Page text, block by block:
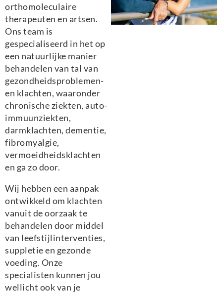
orthomoleculaire
therapeuten en artsen.
Ons team is
gespecialiseerd in het op
een natuurlijke manier
behandelen van tal van
gezondheidsproblemen-
en klachten, waaronder
chronische ziekten, auto-
immuunziekten,
darmklachten, dementie,
fibromyalgie,
vermoeidheidsklachten
en ga zo door.
Wij hebben een aanpak
ontwikkeld om klachten
vanuit de oorzaak te
behandelen door middel
van leefstijlinterventies,
suppletie en gezonde
voeding. Onze
specialisten kunnen jou
wellicht ook van je